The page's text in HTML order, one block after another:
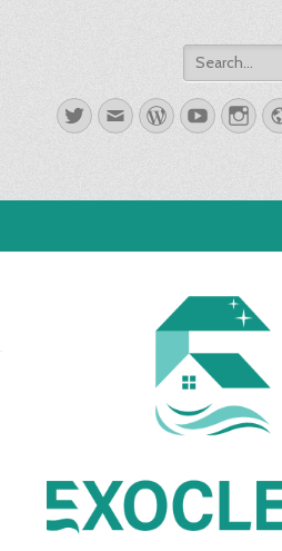
Search
for:
TwitterEmailWordPress